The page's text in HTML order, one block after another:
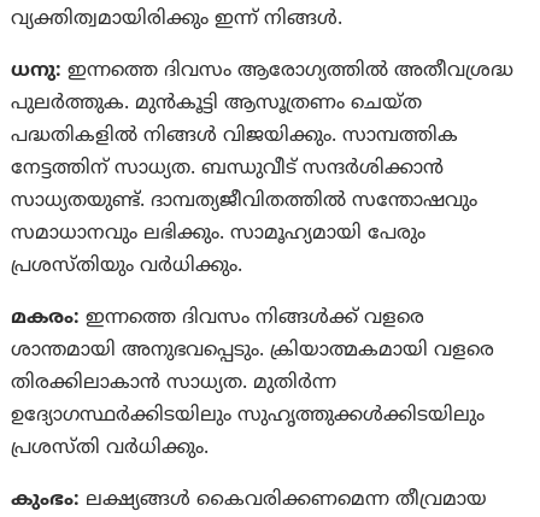
വ്യക്തിത്വമായിരിക്കും ഇന്ന് നിങ്ങൾ.
ധനു:ഇന്നത്തെ ദിവസം ആരോഗ്യത്തില്‍ അതീവശ്രദ്ധ
പുലര്‍ത്തുക. മുൻകൂട്ടി ആസൂത്രണം ചെയ്‌ത
പദ്ധതികളിൽ നിങ്ങൾ വിജയിക്കും. സാമ്പത്തിക
നേട്ടത്തിന് സാധ്യത. ബന്ധുവീട് സന്ദർശിക്കാൻ
സാധ്യതയുണ്ട്. ദാമ്പത്യജീവിതത്തിൽ സന്തോഷവും
സമാധാനവും ലഭിക്കും. സാമൂഹ്യമായി പേരും
പ്രശസ്‌തിയും വര്‍ധിക്കും.
മകരം: ഇന്നത്തെ ദിവസം നിങ്ങൾക്ക് വളരെ
ശാന്തമായി അനുഭവപ്പെടും. ക്രിയാത്മകമായി വളരെ
തിരക്കിലാകാൻ സാധ്യത. മുതിർന്ന
ഉദ്യോഗസ്ഥർക്കിടയിലും സുഹൃത്തുക്കൾക്കിടയിലും
പ്രശസ്‌തി വർധിക്കും.
കുംഭം: ലക്ഷ്യങ്ങൾ കൈവരിക്കണമെന്ന തീവ്രമായ